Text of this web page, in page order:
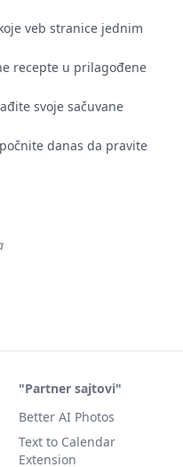
veb stranice jednim
recepte u prilagođene
svoje sačuvane
danas da pravite
"Partner sajtovi"
Better AI Photos
Text to Calendar
Extension